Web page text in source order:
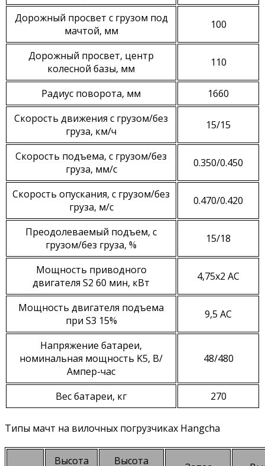
Дорожный просвет с грузом под
мачтой, мм
100
Дорожный просвет, центр
колесной базы, мм
110
Радиус поворота, мм
1660
Скорость движения с грузом/без
груза, км/ч
15/15
Скорость подъема, с грузом/без
груза, мм/с
0.350/0.450
Скорость опускания, с грузом/без
груза, м/с
0.470/0.420
Преодолеваемый подъем, с
грузом/без груза, %
15/18
Мощность приводного
двигателя S2 60 мин, кВт
4,75х2 AC
Мощность двигателя подъема
при S3 15%
9,5 AC
Напряжение батареи,
номинальная мощность K5, В/
Ампер-час
48/480
Вес батареи, кг 270
Типы мачт на вилочных погрузчиках Hangcha
Высота Высота